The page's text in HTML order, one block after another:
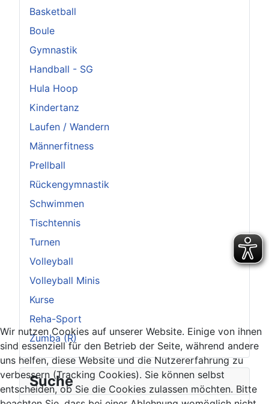
Basketball
Boule
Gymnastik
Handball - SG
Hula Hoop
Kindertanz
Laufen / Wandern
Männerfitness
Prellball
Rückengymnastik
Schwimmen
Tischtennis
Turnen
Volleyball
Volleyball Minis
Kurse
Reha-Sport
Zumba (R)
Suche
Wir nutzen Cookies auf unserer Website. Einige von ihnen
sind essenziell für den Betrieb der Seite, während andere
uns helfen, diese Website und die Nutzererfahrung zu
verbessern (Tracking Cookies). Sie können selbst
entscheiden, ob Sie die Cookies zulassen möchten. Bitte